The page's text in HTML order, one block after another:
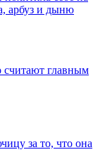
арбуз и дыню
считают главным
за то, что она